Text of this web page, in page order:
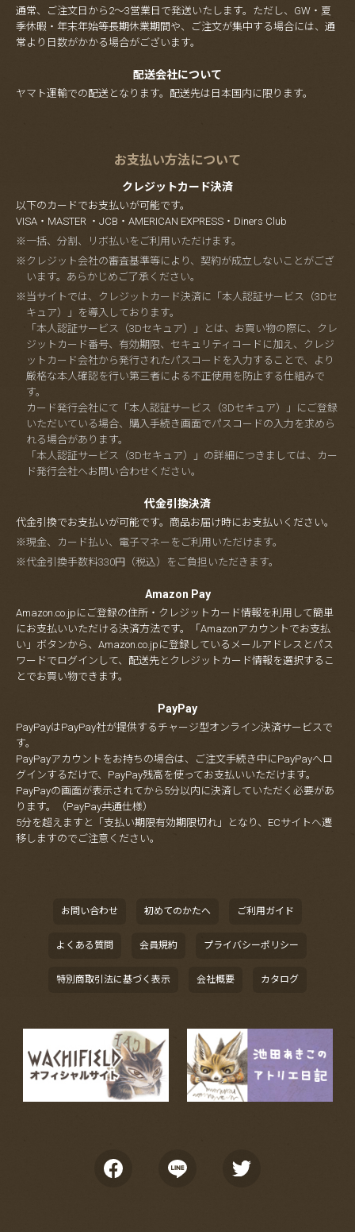
通常、ご注文日から2～3営業日で発送いたします。ただし、GW・夏
季休暇・年末年始等長期休業期間や、ご注文が集中する場合には、通
常より日数がかかる場合がございます。
配送会社について
ヤマト運輸での配送となります。配送先は日本国内に限ります。
お支払い方法について
クレジットカード決済
以下のカードでお支払いが可能です。
VISA・MASTER ・JCB・AMERICAN EXPRESS・Diners Club
※一括、分割、リボ払いをご利用いただけます。
※クレジット会社の審査基準等により、契約が成立しないことがござ
います。あらかじめご了承ください。
※当サイトでは、クレジットカード決済に「本人認証サービス（3Dセ
キュア）」を導入しております。
「本人認証サービス（3Dセキュア）」とは、お買い物の際に、クレ
ジットカード番号、有効期限、セキュリティコードに加え、クレジ
ットカード会社から発行されたパスコードを入力することで、より
厳格な本人確認を行い第三者による不正使用を防止する仕組みで
す。
カード発行会社にて「本人認証サービス（3Dセキュア）」にご登録
いただいている場合、購入手続き画面でパスコードの入力を求めら
れる場合があります。
「本人認証サービス（3Dセキュア）」の詳細につきましては、カー
ド発行会社へお問い合わせください。
代金引換決済
代金引換でお支払いが可能です。商品お届け時にお支払いください。
※現金、カード払い、電子マネーをご利用いただけます。
※代金引換手数料330円（税込）をご負担いただきます。
Amazon Pay
Amazon.co.jpにご登録の住所・クレジットカード情報を利用して簡単
にお支払いいただける決済方法です。「Amazonアカウントでお支払
い」ボタンから、Amazon.co.jpに登録しているメールアドレスとパス
ワードでログインして、配送先とクレジットカード情報を選択するこ
とでお買い物できます。
PayPay
PayPayはPayPay社が提供するチャージ型オンライン決済サービスで
す。
PayPayアカウントをお持ちの場合は、ご注文手続き中にPayPayへロ
グインするだけで、PayPay残高を使ってお支払いいただけます。
PayPayの画面が表示されてから5分以内に決済していただく必要があ
ります。（PayPay共通仕様）
5分を超えますと「支払い期限有効期限切れ」となり、ECサイトへ遷
移しますのでご注意ください。
お問い合わせ 初めてのかたへ ご利用ガイド
よくある質問 会員規約 プライバシーポリシー
特別商取引法に基づく表示 会社概要 カタログ